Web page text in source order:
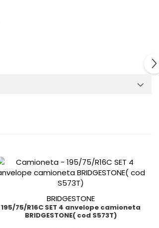
BRIDGESTONE
195/75/R16C SET 4 anvelope camioneta
BRIDGESTONE( cod S573T)